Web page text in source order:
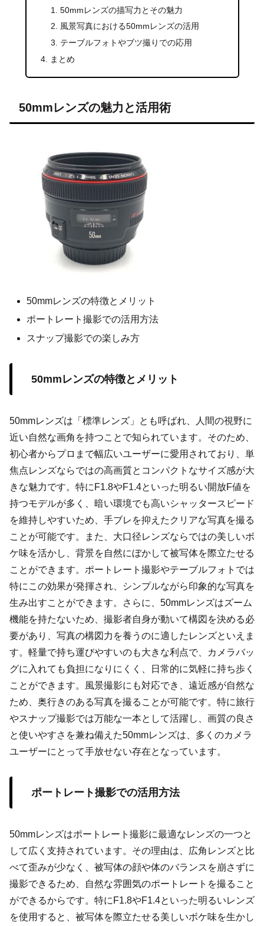
50mmレンズの描写力とその魅力
風景写真における50mmレンズの活用
テーブルフォトやブツ撮りでの応用
まとめ
50mmレンズの魅力と活用術
50mmレンズの特徴とメリット
ポートレート撮影での活用方法
スナップ撮影での楽しみ方
50mmレンズの特徴とメリット
50mmレンズは「標準レンズ」とも呼ばれ、人間の視野に
近い自然な画角を持つことで知られています。そのため、
初心者からプロまで幅広いユーザーに愛用されており、単
焦点レンズならではの高画質とコンパクトなサイズ感が大
きな魅力です。特にF1.8やF1.4といった明るい開放F値を
持つモデルが多く、暗い環境でも高いシャッタースピード
を維持しやすいため、手ブレを抑えたクリアな写真を撮る
ことが可能です。また、大口径レンズならではの美しいボ
ケ味を活かし、背景を自然にぼかして被写体を際立たせる
ことができます。ポートレート撮影やテーブルフォトでは
特にこの効果が発揮され、シンプルながら印象的な写真を
生み出すことができます。さらに、50mmレンズはズーム
機能を持たないため、撮影者自身が動いて構図を決める必
要があり、写真の構図力を養うのに適したレンズといえま
す。軽量で持ち運びやすいのも大きな利点で、カメラバッ
グに入れても負担になりにくく、日常的に気軽に持ち歩く
ことができます。風景撮影にも対応でき、遠近感が自然な
ため、奥行きのある写真を撮ることが可能です。特に旅行
やスナップ撮影では万能な一本として活躍し、画質の良さ
と使いやすさを兼ね備えた50mmレンズは、多くのカメラ
ユーザーにとって手放せない存在となっています。
ポートレート撮影での活用方法
50mmレンズはポートレート撮影に最適なレンズの一つと
して広く支持されています。その理由は、広角レンズと比
べて歪みが少なく、被写体の顔や体のバランスを崩さずに
撮影できるため、自然な雰囲気のポートレートを撮ること
ができるからです。特にF1.8やF1.4といった明るいレンズ
を使用すると、被写体を際立たせる美しいボケ味を生かし